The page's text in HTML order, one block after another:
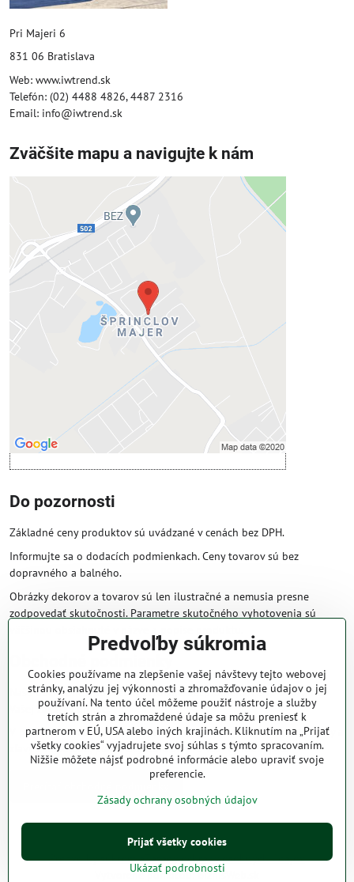
Pri Majeri 6
831 06 Bratislava
Web: www.iwtrend.sk
Telefón: (02) 4488 4826, 4487 2316
Email: info@iwtrend.sk
Zväčšite mapu a navigujte k nám
Externý obsah je blokovaný
Prajete si načítať externý obsah?
Povoliť tentokrát
Povoliť a zapamätať - súhlas s druhom
cookie: Funkčné
Otvoriť obsah v novom okne
Do pozornosti
Základné ceny produktov sú uvádzané v cenách bez DPH.
Informujte sa o dodacích podmienkach. Ceny tovarov sú bez
dopravného a balného.
Obrázky dekorov a tovarov sú len ilustračné a nemusia presne
zodpovedať skutočnosti. Parametre skutočného vyhotovenia sú
Naše obchodné podmienky zaručujú bezproblémové spracovanie
Vašej zakázky online.
V prípade, že máte s nami už dojednané obchodné podmienky, ceny a
zľavy z minulosti, platia tie, ktoré sú pre Vás výhodnejšie.
©2026Copyright
Predvoľby súkromiaZásady ochrany osobných údajov
Vytvorené pomocou:BiznisWeb.sk
Predvoľby súkromia
Cookies používame na zlepšenie vašej návštevy tejto webovej
stránky, analýzu jej výkonnosti a zhromažďovanie údajov o jej
používaní. Na tento účel môžeme použiť nástroje a služby
tretích strán a zhromaždené údaje sa môžu preniesť k
partnerom v EÚ, USA alebo iných krajinách. Kliknutím na „Prijať
všetky cookies“ vyjadrujete svoj súhlas s týmto spracovaním.
Nižšie môžete nájsť podrobné informácie alebo upraviť svoje
preferencie.
Zásady ochrany osobných údajov
Ukázať podrobnosti
Prijať všetky cookies